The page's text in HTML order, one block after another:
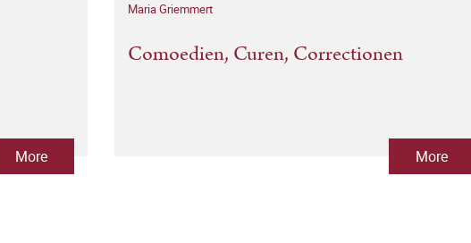
More
Maria Griemmert
Comoedien, Curen, Correctionen
More